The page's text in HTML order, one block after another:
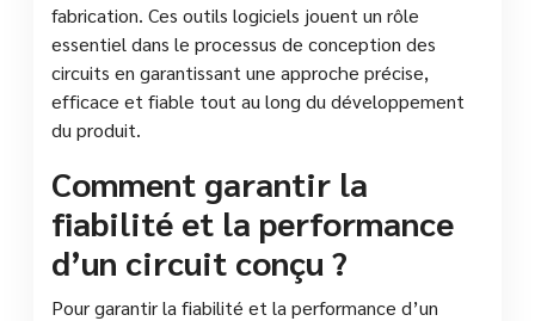
fabrication. Ces outils logiciels jouent un rôle
essentiel dans le processus de conception des
circuits en garantissant une approche précise,
efficace et fiable tout au long du développement
du produit.
Comment garantir la
fiabilité et la performance
d’un circuit conçu ?
Pour garantir la fiabilité et la performance d’un